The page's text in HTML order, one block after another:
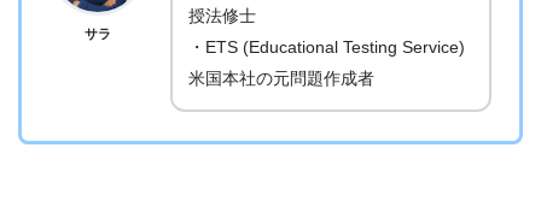
サラ
授法修士
・ETS (Educational Testing Service)
米国本社の元問題作成者